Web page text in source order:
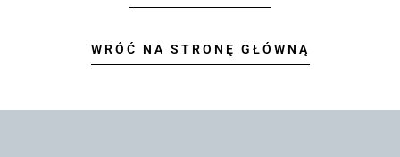
WRÓĆ NA STRONĘ GŁÓWNĄ